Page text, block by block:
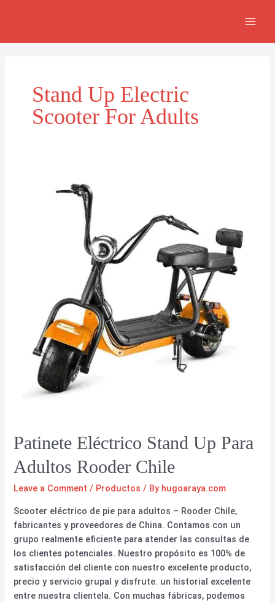
Stand Up Electric
Scooter For Adults
Patinete Eléctrico Stand Up Para
Adultos Rooder Chile
Leave a Comment / Productos / By hugoaraya.com
Scooter eléctrico de pie para adultos – Rooder Chile,
fabricantes y proveedores de China. Contamos con un
grupo realmente eficiente para atender las consultas de
los clientes potenciales. Nuestro propósito es 100% de
satisfacción del cliente con nuestro excelente producto,
precio y servicio grupal y disfrute. un historial excelente
entre nuestra clientela. Con muchas fábricas, podemos